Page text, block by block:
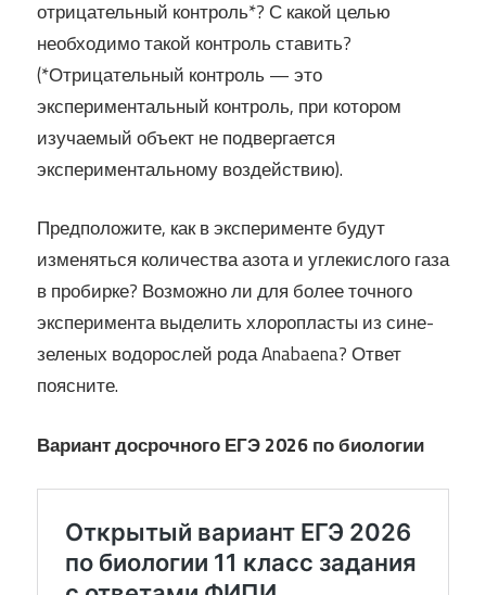
отрицательный контроль*? С какой целью
необходимо такой контроль ставить?
(*Отрицательный контроль — это
экспериментальный контроль, при котором
изучаемый объект не подвергается
экспериментальному воздействию).
Предположите, как в эксперименте будут
изменяться количества азота и углекислого газа
в пробирке? Возможно ли для более точного
эксперимента выделить хлоропласты из сине-
зеленых водорослей рода Anabaena? Ответ
поясните.
Вариант досрочного ЕГЭ 2026 по биологии